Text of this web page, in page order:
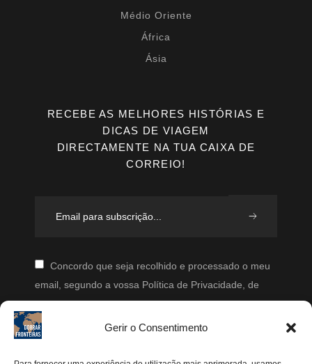
Gerir o Consentimento
Médio Oriente
África
Ásia
RECEBE AS MELHORES HISTÓRIAS E
DICAS DE VIAGEM
DIRECTAMENTE NA TUA CAIXA DE
CORREIO!
Concordo que seja recolhido e processado o meu
email, segundo a vossa Política de Privacidade, de
modo a que posteriormente possam enviar-me emails
periodicamente.